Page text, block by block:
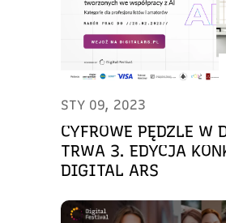
STY 09, 2023
CYFROWE PĘDZLE W
TRWA 3. EDYCJA
DIGITAL ARS